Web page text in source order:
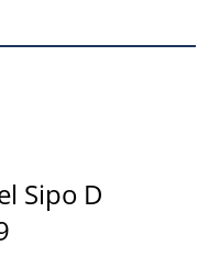
Sipo D